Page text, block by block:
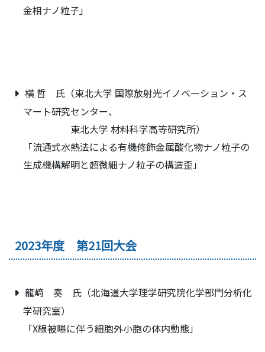
金相ナノ粒子」
横 哲 氏（東北大学 国際放射光イノベーション・ス
マート研究センター、
東北大学 材料科学高等研究所）
「流通式水熱法による有機修飾金属酸化物ナノ粒子の
生成機構解明と超微細ナノ粒子の構造歪」
2023年度 第21回大会
龍﨑 奏 氏（北海道大学理学研究院化学部門分析化
学研究室）
「X線被曝に伴う細胞外小胞の体内動態」